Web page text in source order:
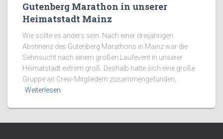
Gutenberg Marathon in unserer
Heimatstadt Mainz
Wie sollte es anders sein. Nach einer dreijährigen
Abstinenz des Gutenberg Marathons in Mainz war die
Sehnsucht nach einem großen Laufevent in unserer
Heimatstadt extrem groß. Deshalb hatte sich eine große
Gruppe an Crew-Mitgliedern zusammengefunden,
Weiterlesen